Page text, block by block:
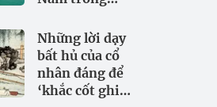
ninh nguồn
nước
Những lời dạy
bất hủ của cổ
nhân đáng để
‘khắc cốt ghi